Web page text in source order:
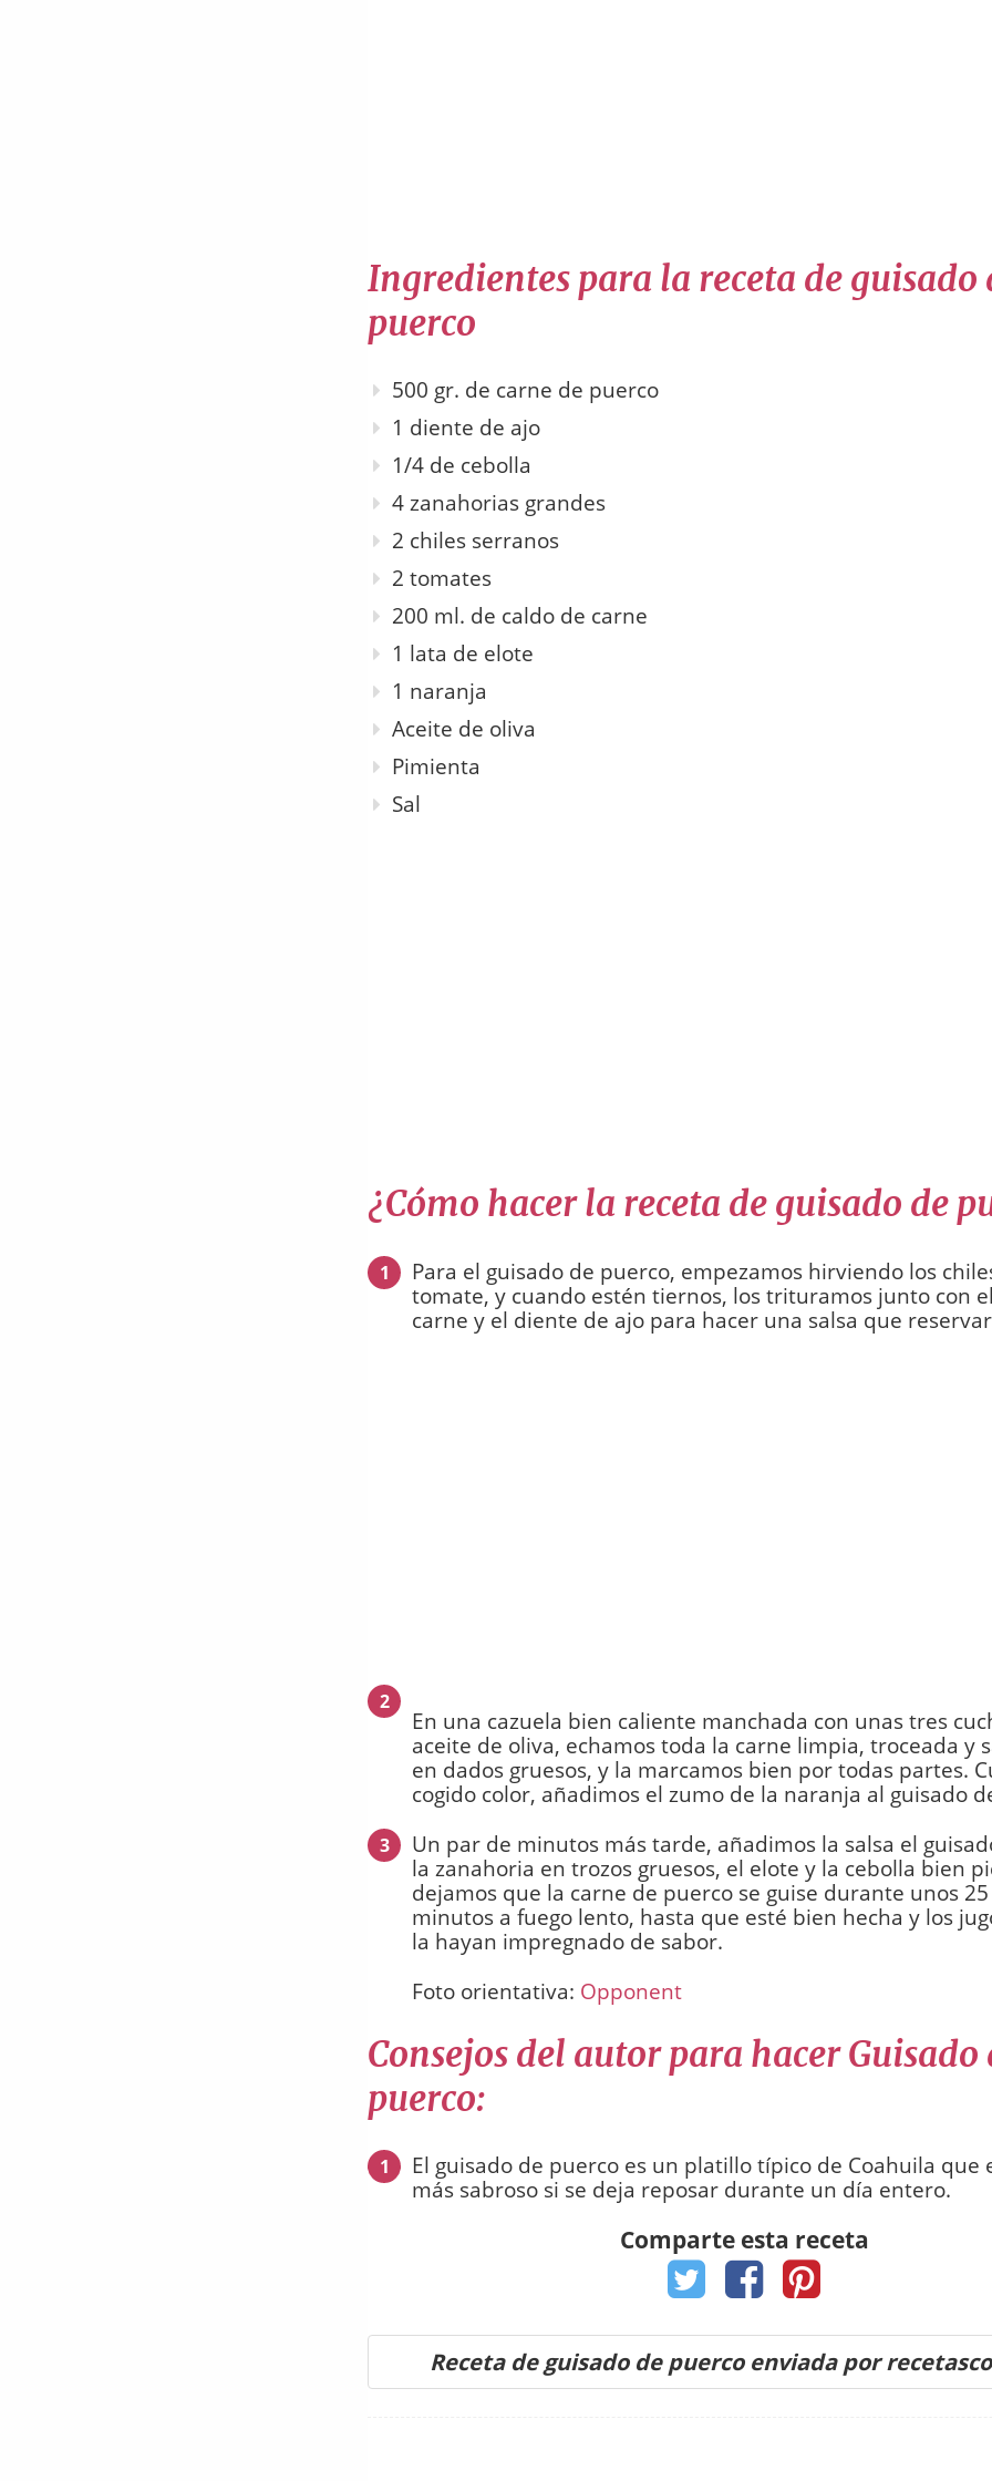
Ingredientes para la receta de guisado
puerco
500 gr. de carne de puerco
1 diente de ajo
1/4 de cebolla
4 zanahorias grandes
2 chiles serranos
2 tomates
200 ml. de caldo de carne
1 lata de elote
1 naranja
Aceite de oliva
Pimienta
Sal
¿Cómo hacer la receta de guisado de
1
Para el guisado de puerco, empezamos hirviendo los
tomate, y cuando estén tiernos, los trituramos junto con
carne y el diente de ajo para hacer una salsa que
2
En una cazuela bien caliente manchada con unas tres
aceite de oliva, echamos toda la carne limpia, troceada y
en dados gruesos, y la marcamos bien por todas partes.
cogido color, añadimos el zumo de la naranja al guisado
3
Un par de minutos más tarde, añadimos la salsa el
la zanahoria en trozos gruesos, el elote y la cebolla bien
dejamos que la carne de puerco se guise durante unos
minutos a fuego lento, hasta que esté bien hecha y los
la hayan impregnado de sabor.
Foto orientativa: Opponent
Consejos del autor para hacer Guisado
puerco:
1
El guisado de puerco es un platillo típico de Coahuila que
más sabroso si se deja reposar durante un día entero.
Comparte esta receta
Receta de guisado de puerco enviada por